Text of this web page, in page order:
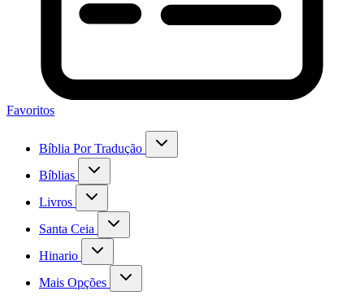
Favoritos
Bíblia Por Tradução
Bíblias
Livros
Santa Ceia
Hinario
Mais Opções